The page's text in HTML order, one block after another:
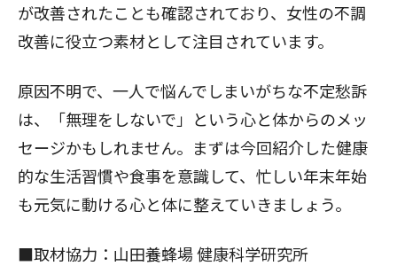
が改善されたことも確認されており、女性の不調
改善に役立つ素材として注目されています。
原因不明で、一人で悩んでしまいがちな不定愁訴
は、「無理をしないで」という心と体からのメッ
セージかもしれません。まずは今回紹介した健康
的な生活習慣や食事を意識して、忙しい年末年始
も元気に動ける心と体に整えていきましょう。
■取材協力： 山田養蜂場 健康科学研究所